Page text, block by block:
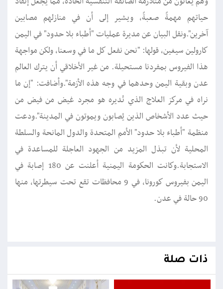
حياتهم مهمةً صعبةً، ويشير إلى أن في منازلهم مصابين
آخرين".ونقل البيان عن مديرة عمليات "أطباء بلا حدود" في اليمن
كارولين سيغين، قولها: "نحن نفعل كل ما في وسعنا، ولكن مواجهة
هذا الفيروس بمفردنا مستحيلة. من غير الأخلاقي أن يترك العالم
عدن وبقية اليمن وحدهما في وجه هذه الأزمة".وأضافت: "إن ما
نراه في مركز العلاج الذي نُديره هو مجرد غيض من فيض من
حيث عدد الأشخاص الذين يُصابون ويموتون في المدينة".ودعت
منظمة "أطباء بلا حدود" الأمم المتحدة والدول المانحة والسلطة
المحلية لأن تبذل المزيد من الجهود العاجلة للمساعدة في
الاستجابة.وكانت الحكومة اليمنية أعلنت عن 180 إصابة في
اليمن بفيروس كورونا، في 9 محافظات تقع تحت سيطرتها، منها
90 حالة في عدن.
ذات صلة